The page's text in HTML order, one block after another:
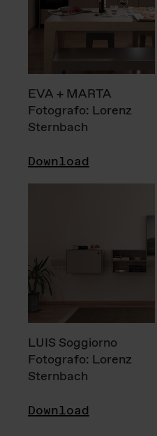
EVA + MARTA
Fotografo: Lorenz
Sternbach
Download
LUIS Soggiorno
Fotografo: Lorenz
Sternbach
Download